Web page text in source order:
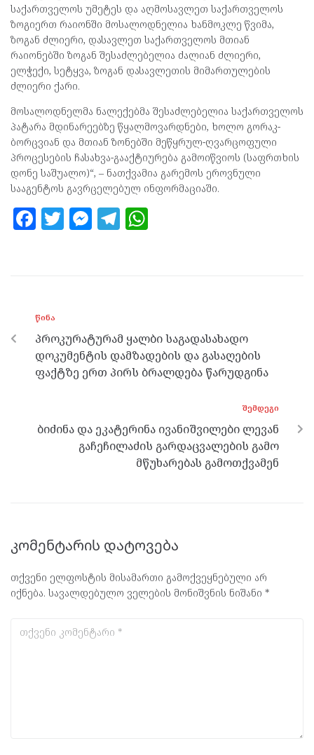
საქართველოს უმეტეს და აღმოსავლეთ საქართველოს
ზოგიერთ რაიონში მოსალოდნელია ხანმოკლე წვიმა,
ზოგან ძლიერი, დასავლეთ საქართველოს მთიან
რაიონებში ზოგან შესაძლებელია ძალიან ძლიერი,
ელჭექი, სეტყვა, ზოგან დასავლეთის მიმართულების
ძლიერი ქარი.
მოსალოდნელმა ნალექებმა შესაძლებელია საქართველოს
პატარა მდინარეებზე წყალმოვარდნები, ხოლო გორაკ-
ბორცვიან და მთიან ზონებში მეწყრულ-ღვარცოფული
პროცესების ჩასახვა-გააქტიურება გამოიწვიოს (საფრთხის
დონე საშუალო)“, – ნათქვამია გარემოს ეროვნული
სააგენტოს გავრცელებულ ინფორმაციაში.
F
o
o
k
T M
er
T
m p
p
ᲬᲘᲜᲐ
პროკურატურამ ყალბი საგადასახადო
დოკუმენტის დამზადების და გასაღების
ფაქტზე ერთ პირს ბრალდება წარუდგინა
ᲨᲔᲛᲓᲔᲒᲘ
ბიძინა და ეკატერინა ივანიშვილები ლევან
გაჩეჩილაძის გარდაცვალების გამო
მწუხარებას გამოთქვამენ
კომენტარის დატოვება
თქვენი ელფოსტის მისამართი გამოქვეყნებული არ
იქნება. სავალდებულო ველების მონიშვნის ნიშანი *